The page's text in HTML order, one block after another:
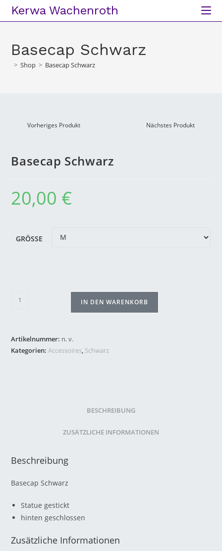
Kerwa Wachenroth
Basecap Schwarz
> Shop > Basecap Schwarz
Vorheriges Produkt Nächstes Produkt
Basecap Schwarz
20,00 €
GRÖSSE
IN DEN WARENKORB
Artikelnummer: n. v.
Kategorien:Accessoires, Schwarz
BESCHREIBUNG
ZUSÄTZLICHE INFORMATIONEN
Beschreibung
Basecap Schwarz
Statue gestickt
hinten geschlossen
Zusätzliche Informationen